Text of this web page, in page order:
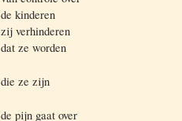
de kinderen
zij verhinderen
dat ze worden
die ze zijn
de pijn gaat over